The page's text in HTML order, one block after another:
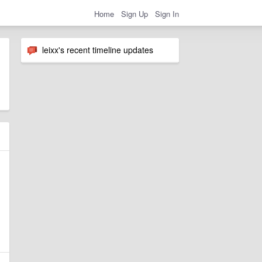
Home Sign Up Sign In
leixx's recent timeline updates